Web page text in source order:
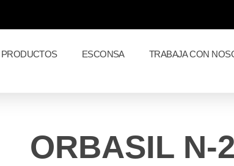
PRODUCTOS ESCONSA TRABAJA CON
ORBASIL N-